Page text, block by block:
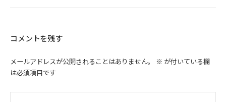
コメントを残す
メールアドレスが公開されることはありません。 ※ が付いている欄
は必須項目です